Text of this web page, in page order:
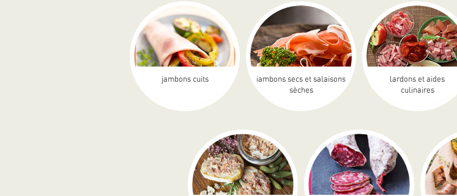
jambons cuits
jambons secs et salaisons
sèches
lardons et aides
culinaires